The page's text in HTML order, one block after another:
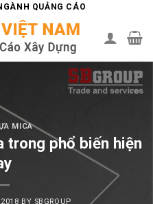
QUẢNG CÁO
MICA
trong phổ biến hiện
BY SBGROUP